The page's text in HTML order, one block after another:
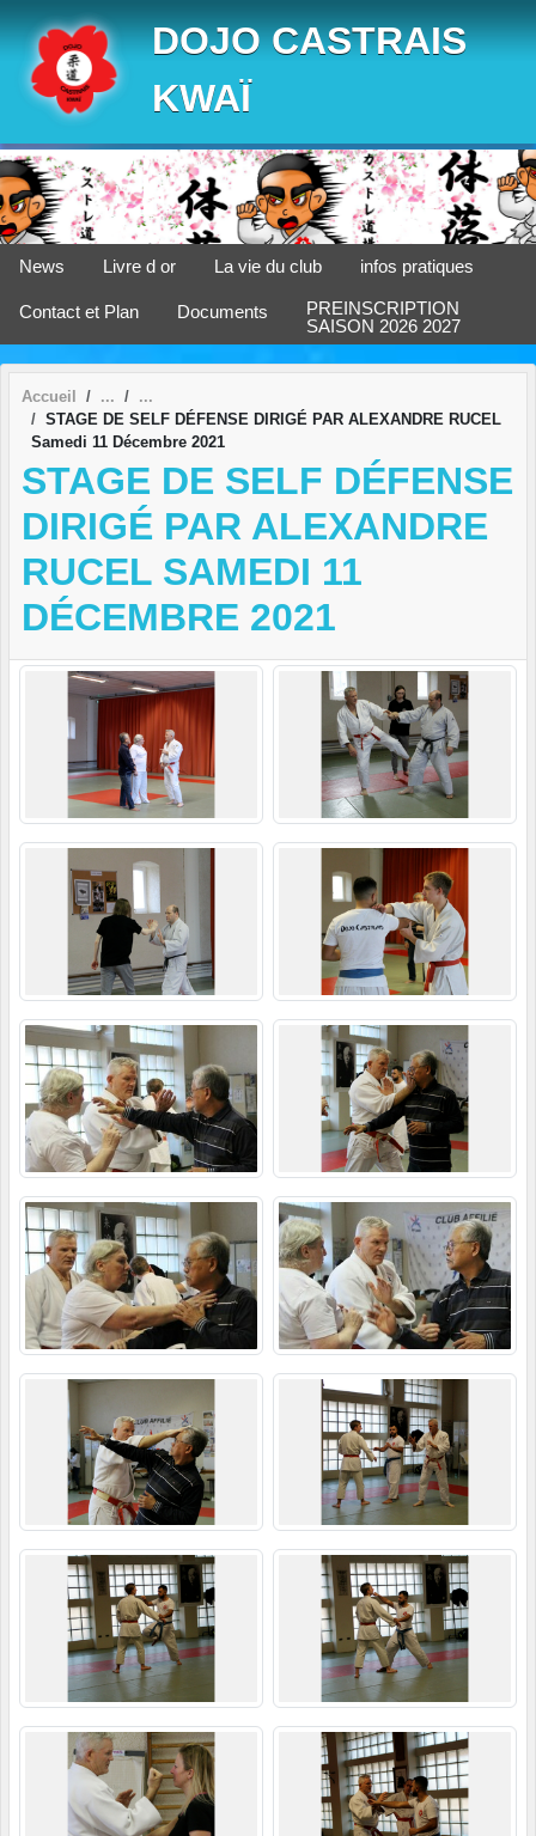
DOJO CASTRAIS
KWAÏ
News Livre d or La vie du club infos pratiques
Contact et Plan Documents
PREINSCRIPTION
SAISON 2026 2027
Accueil
STAGE DE SELF DÉFENSE DIRIGÉ PAR ALEXANDRE RUCEL
Samedi 11 Décembre 2021
STAGE DE SELF DÉFENSE
DIRIGÉ PAR ALEXANDRE
RUCEL SAMEDI 11
DÉCEMBRE 2021
Panneau de gestion des cookies